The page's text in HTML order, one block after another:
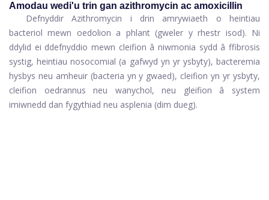
Amodau wedi'u trin gan azithromycin ac amoxicillin
Defnyddir Azithromycin i drin amrywiaeth o heintiau
bacteriol mewn oedolion a phlant (gweler y rhestr isod). Ni
ddylid ei ddefnyddio mewn cleifion â niwmonia sydd â ffibrosis
systig, heintiau nosocomial (a gafwyd yn yr ysbyty), bacteremia
hysbys neu amheuir (bacteria yn y gwaed), cleifion yn yr ysbyty,
cleifion oedrannus neu wanychol, neu gleifion â system
imiwnedd dan fygythiad neu asplenia (dim dueg).